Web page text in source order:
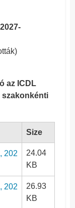
2027-
az ICDL
szakonkénti
Size
202
24.04
KB
202
26.93
KB